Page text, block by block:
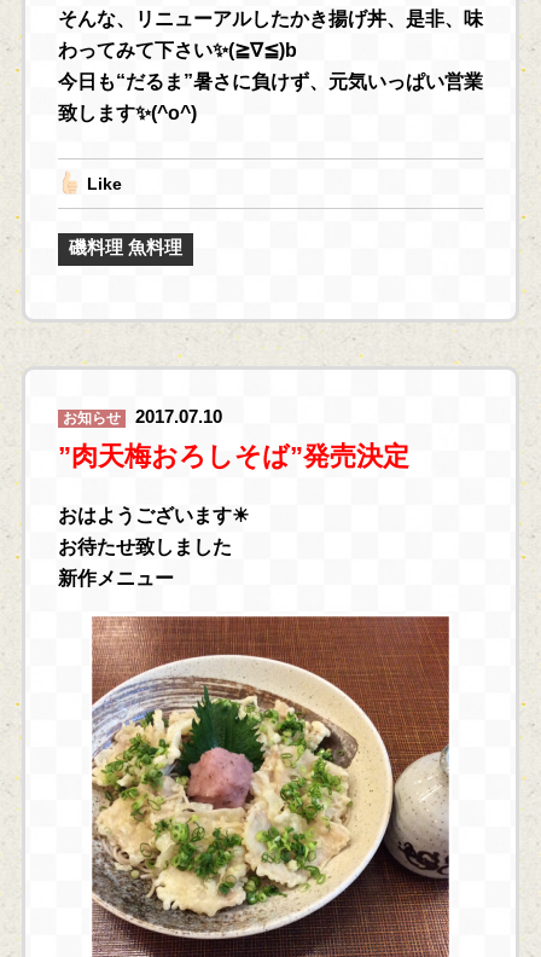
そんな、リニューアルしたかき揚げ丼、是非、味
わってみて下さい✨(≧∇≦)b
今日も“だるま”暑さに負けず、元気いっぱい営業
致します✨(^o^)
Like
磯料理 魚料理
お知らせ 2017.07.10
”肉天梅おろしそば”発売決定
おはようございます☀
お待たせ致しました
新作メニュー